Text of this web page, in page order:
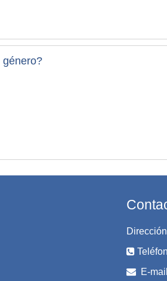
género?
E-